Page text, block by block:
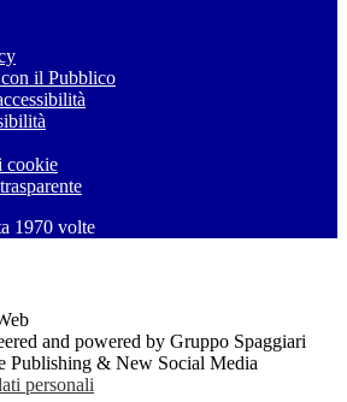
il Pubblico
cookie
1970 volte
and powered by Gruppo Spaggiari
Publishing & New Social Media
personali